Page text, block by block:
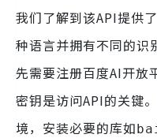
我们了解到该API提供
种语言并拥有不同的识
先需要注册百度AI开放
密钥是访问API的关键
境，安装必要的库如